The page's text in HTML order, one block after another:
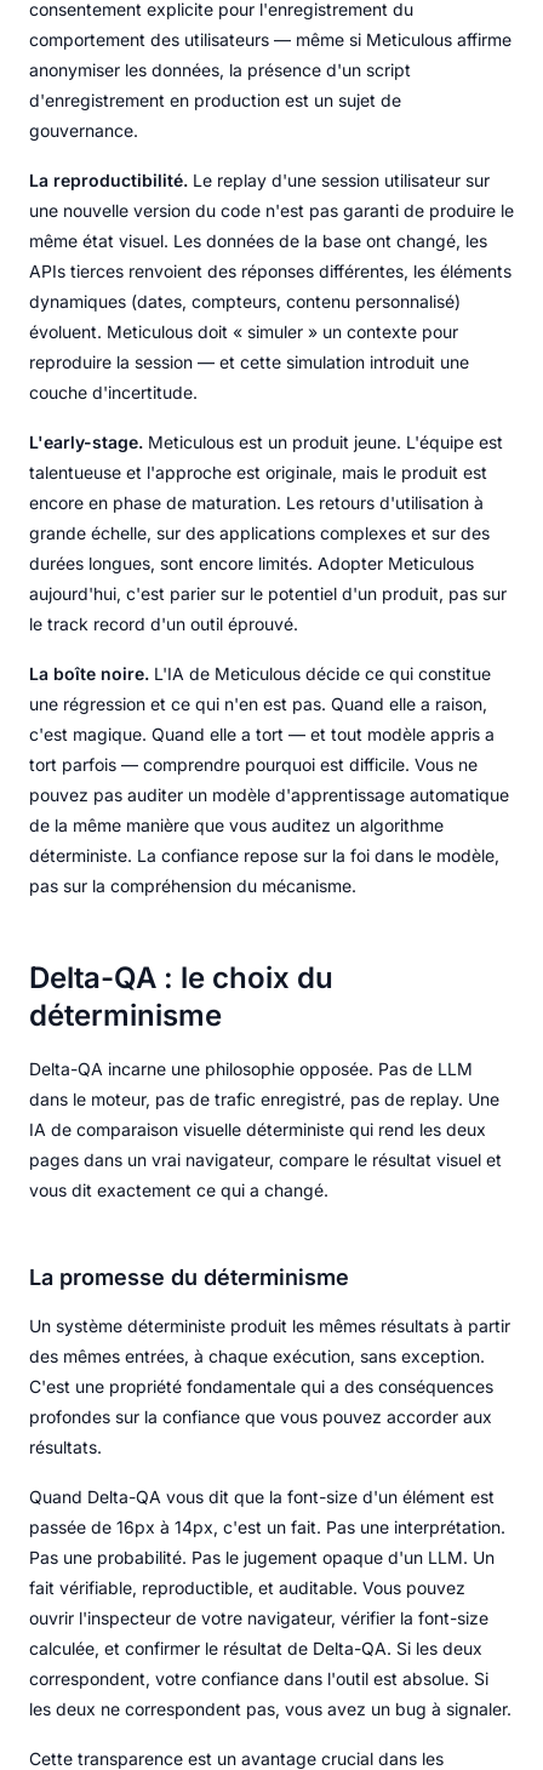
consentement explicite pour l'enregistrement du
comportement des utilisateurs — même si Meticulous affirme
anonymiser les données, la présence d'un script
d'enregistrement en production est un sujet de
gouvernance.
La reproductibilité. Le replay d'une session utilisateur sur
une nouvelle version du code n'est pas garanti de produire le
même état visuel. Les données de la base ont changé, les
APIs tierces renvoient des réponses différentes, les éléments
dynamiques (dates, compteurs, contenu personnalisé)
évoluent. Meticulous doit « simuler » un contexte pour
reproduire la session — et cette simulation introduit une
couche d'incertitude.
L'early-stage. Meticulous est un produit jeune. L'équipe est
talentueuse et l'approche est originale, mais le produit est
encore en phase de maturation. Les retours d'utilisation à
grande échelle, sur des applications complexes et sur des
durées longues, sont encore limités. Adopter Meticulous
aujourd'hui, c'est parier sur le potentiel d'un produit, pas sur
le track record d'un outil éprouvé.
La boîte noire. L'IA de Meticulous décide ce qui constitue
une régression et ce qui n'en est pas. Quand elle a raison,
c'est magique. Quand elle a tort — et tout modèle appris a
tort parfois — comprendre pourquoi est difficile. Vous ne
pouvez pas auditer un modèle d'apprentissage automatique
de la même manière que vous auditez un algorithme
déterministe. La confiance repose sur la foi dans le modèle,
pas sur la compréhension du mécanisme.
Delta-QA : le choix du
déterminisme
Delta-QA incarne une philosophie opposée. Pas de LLM
dans le moteur, pas de trafic enregistré, pas de replay. Une
IA de comparaison visuelle déterministe qui rend les deux
pages dans un vrai navigateur, compare le résultat visuel et
vous dit exactement ce qui a changé.
La promesse du déterminisme
Un système déterministe produit les mêmes résultats à partir
des mêmes entrées, à chaque exécution, sans exception.
C'est une propriété fondamentale qui a des conséquences
profondes sur la confiance que vous pouvez accorder aux
résultats.
Quand Delta-QA vous dit que la font-size d'un élément est
passée de 16px à 14px, c'est un fait. Pas une interprétation.
Pas une probabilité. Pas le jugement opaque d'un LLM. Un
fait vérifiable, reproductible, et auditable. Vous pouvez
ouvrir l'inspecteur de votre navigateur, vérifier la font-size
calculée, et confirmer le résultat de Delta-QA. Si les deux
correspondent, votre confiance dans l'outil est absolue. Si
les deux ne correspondent pas, vous avez un bug à signaler.
Cette transparence est un avantage crucial dans les